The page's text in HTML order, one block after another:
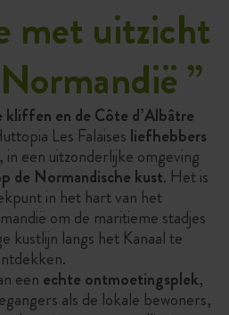
met uitzicht
”
kliffen en de Côte d’Albâtre
Les Falaises liefhebbers
, in een uitzonderlijke omgeving
de Normandische kust. Het is
in het hart van het
om de maritieme stadjes
kustlijn langs het Kanaal te
een echte ontmoetingsplek,
als de lokale bewoners,